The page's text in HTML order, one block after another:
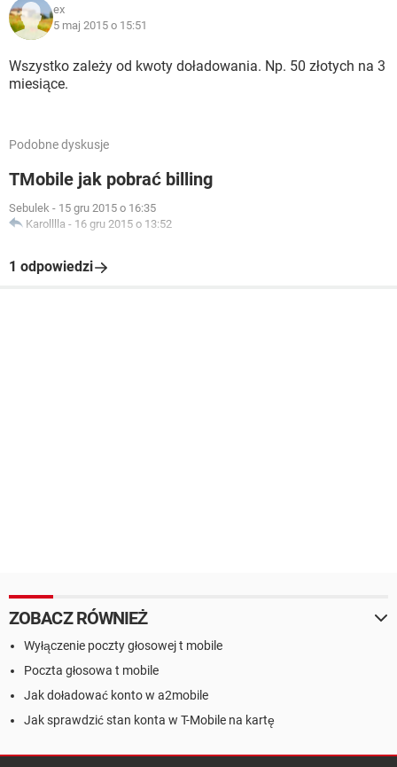
ex
5 maj 2015 o 15:51
Wszystko zależy od kwoty doładowania. Np. 50 złotych na 3
miesiące.
Podobne dyskusje
TMobile jak pobrać billing
Sebulek - 15 gru 2015 o 16:35
Karolllla - 16 gru 2015 o 13:52
1 odpowiedzi
ZOBACZ RÓWNIEŻ
Wyłączenie poczty głosowej t mobile
Poczta głosowa t mobile
Jak doładować konto w a2mobile
Jak sprawdzić stan konta w T-Mobile na kartę